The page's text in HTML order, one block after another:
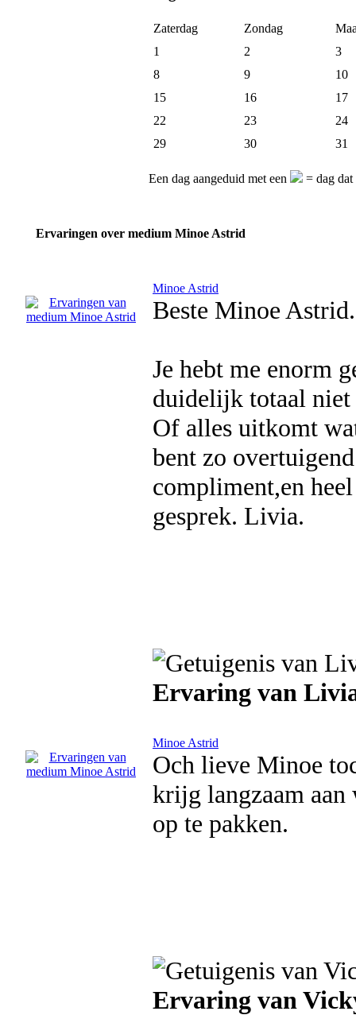
Zaterdag Zondag
1
2
3
8
9
10
15
16
17
22
23
24
29
30 31
Een dag aangeduid met een = dag
Ervaringen over medium Minoe Astrid
Minoe Astrid
Beste Minoe Astrid.
Je hebt me enorm
duidelijk totaal
Of alles uitkomt
bent zo
compliment,en
gesprek. Livia.
Ervaring van
Minoe Astrid
Och lieve Minoe
krijg langzaam aan
op te pakken.
Ervaring van